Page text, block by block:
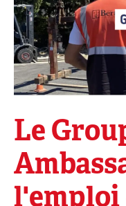
Le
l'emploi